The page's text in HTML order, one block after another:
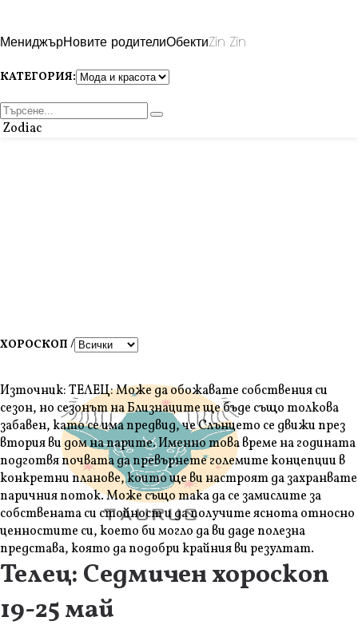
МениджърНовите родителиОбектиZin Zin
КАТЕГОРИЯ:
Zodiac
ХОРОСКОП /
Източник: ТЕЛЕЦ: Може да обожавате собствения си
сезон, но сезонът на Близнаците ще бъде също толкова
забавен, като се има предвид, че Слънцето се движи през
втория ви дом на парите. Именно това време на годината
подготвя почвата да превърнете големите концепции в
конкретни планове, които ще ви настроят да захранвате
паричния поток. Може също така да се замислите за
собствената си стойност и да получите яснота относно
ценностите си, което би могло да ви даде полезна
представа, която да подобри крайния ви резултат.
Телец: Седмичен хороскоп
19-25 май